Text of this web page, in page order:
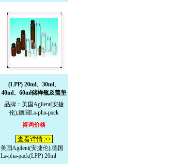
(LPP) 20ml、30ml、
40ml、60ml储样瓶及盖垫
品牌：美国Agilent(安捷
伦),德国La-pha-pack
咨询价格
查看详情 >>
美国Agilent(安捷伦),德国
La-pha-pack(LPP) 20ml